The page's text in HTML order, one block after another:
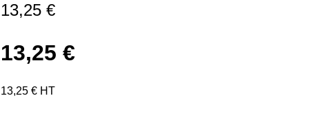
13,25 €
13,25 €
13,25 € HT